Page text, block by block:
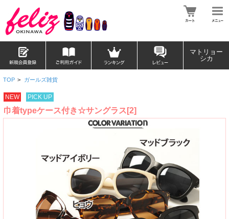
マトリョー
シカ
TOP > ガールズ雑貨
NEW PICK UP
巾着typeケース付き☆サングラス[2]